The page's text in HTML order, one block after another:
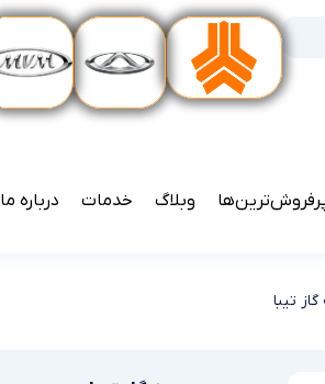
وبلاگ خدمات درباره ما
تیبا